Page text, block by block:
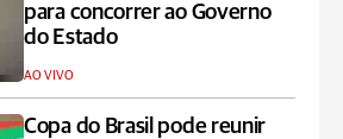
para concorrer ao Governo
do Estado
AO VIVO
Copa do Brasil pode reunir